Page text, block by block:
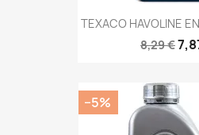
TEXACO HAVOLINE
8,29 €
−5%